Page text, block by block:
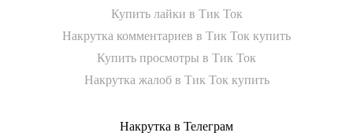
Купить лайки в Тик Ток
Накрутка комментариев в Тик Ток купить
Купить просмотры в Тик Ток
Накрутка жалоб в Тик Ток купить
Накрутка в Телеграм